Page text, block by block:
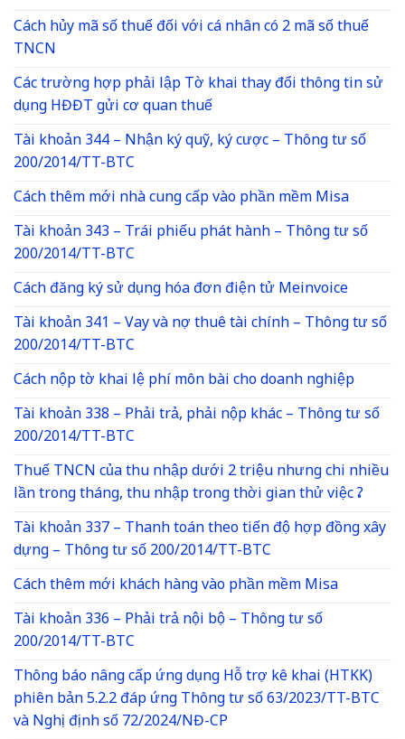
Cách hủy mã số thuế đối với cá nhân có 2 mã số thuế
TNCN
Các trường hợp phải lập Tờ khai thay đổi thông tin sử
dụng HĐĐT gửi cơ quan thuế
Tài khoản 344 – Nhận ký quỹ, ký cược – Thông tư số
200/2014/TT-BTC
Cách thêm mới nhà cung cấp vào phần mềm Misa
Tài khoản 343 – Trái phiếu phát hành – Thông tư số
200/2014/TT-BTC
Cách đăng ký sử dụng hóa đơn điện tử Meinvoice
Tài khoản 341 – Vay và nợ thuê tài chính – Thông tư số
200/2014/TT-BTC
Cách nộp tờ khai lệ phí môn bài cho doanh nghiệp
Tài khoản 338 – Phải trả, phải nộp khác – Thông tư số
200/2014/TT-BTC
Thuế TNCN của thu nhập dưới 2 triệu nhưng chi nhiều
lần trong tháng, thu nhập trong thời gian thử việc ?
Tài khoản 337 – Thanh toán theo tiến độ hợp đồng xây
dựng – Thông tư số 200/2014/TT-BTC
Cách thêm mới khách hàng vào phần mềm Misa
Tài khoản 336 – Phải trả nội bộ – Thông tư số
200/2014/TT-BTC
Thông báo nâng cấp ứng dụng Hỗ trợ kê khai (HTKK)
phiên bản 5.2.2 đáp ứng Thông tư số 63/2023/TT-BTC
và Nghị định số 72/2024/NĐ-CP